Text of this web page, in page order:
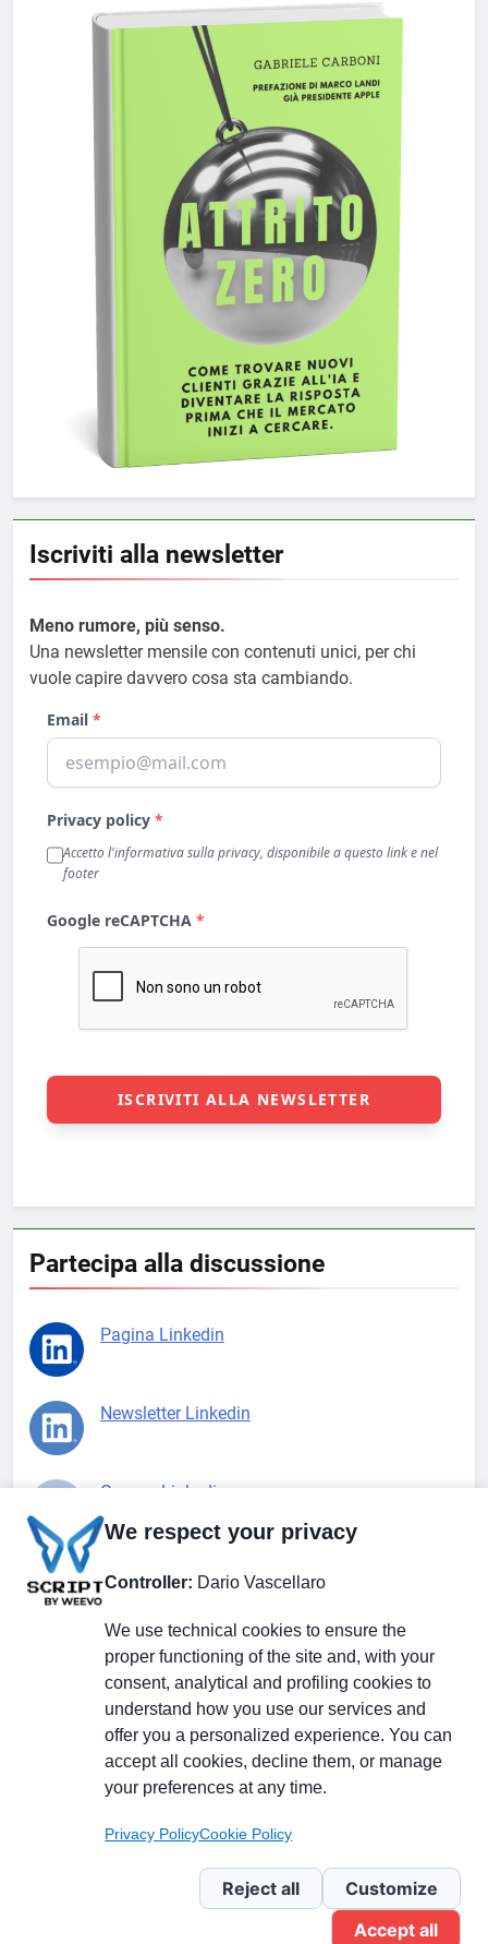
Iscriviti alla newsletter
Meno rumore, più senso.
Una newsletter mensile con contenuti unici, per chi
vuole capire davvero cosa sta cambiando.
Partecipa alla discussione
Pagina Linkedin
Newsletter Linkedin
Gruppo Linkedin
X.com
Il Giornale delle PMI.
Testata giornalistica
Milano n. 353 del 19
novembre 2013 Powered By
Privacy PolicyCookie
We respect your privacy
Controller: Dario Vascellaro
We use technical cookies to ensure the
proper functioning of the site and, with your
consent, analytical and profiling cookies to
understand how you use our services and
offer you a personalized experience. You can
accept all cookies, decline them, or manage
your preferences at any time.
Privacy PolicyCookie Policy
Reject all
Customize
Accept all